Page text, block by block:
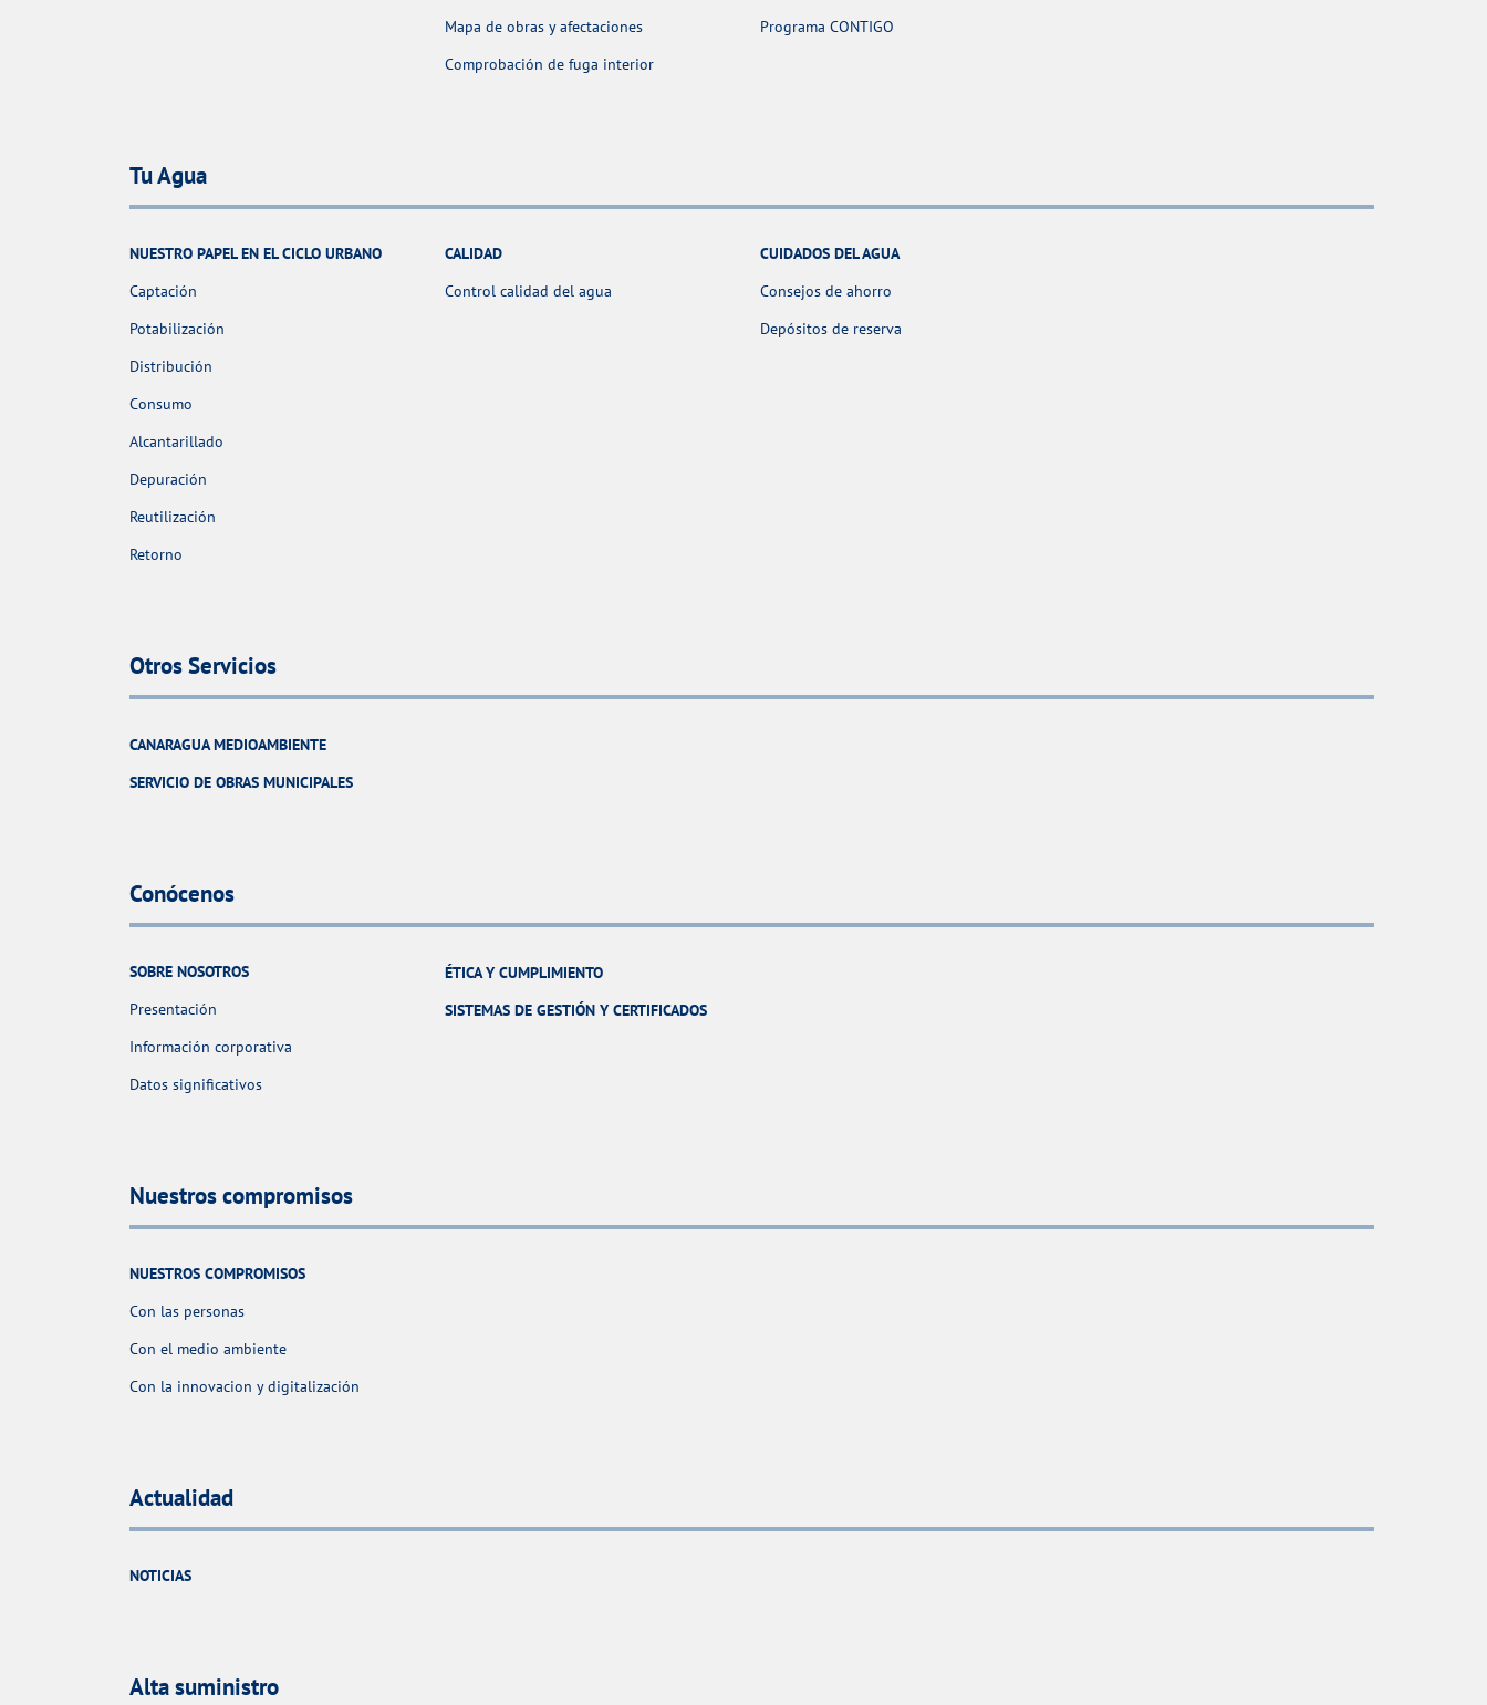
Mapa de obras y afectaciones
Comprobación de fuga interior
Programa CONTIGO
Tu Agua
NUESTRO PAPEL EN EL CICLO URBANO
Captación
Potabilización
Distribución
Consumo
Alcantarillado
Depuración
Reutilización
Retorno
CALIDAD
Control calidad del agua
CUIDADOS DEL AGUA
Consejos de ahorro
Depósitos de reserva
Otros Servicios
CANARAGUA MEDIOAMBIENTE
SERVICIO DE OBRAS MUNICIPALES
Conócenos
SOBRE NOSOTROS
Presentación
Información corporativa
Datos significativos
ÉTICA Y CUMPLIMIENTO
SISTEMAS DE GESTIÓN Y CERTIFICADOS
Nuestros compromisos
NUESTROS COMPROMISOS
Con las personas
Con el medio ambiente
Con la innovacion y digitalización
Actualidad
NOTICIAS
Alta suministro